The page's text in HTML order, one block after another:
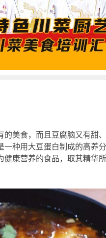
美食，而且豆腐脑又有甜、
种用大豆蛋白制成的高养
康营养的食品，取其精华